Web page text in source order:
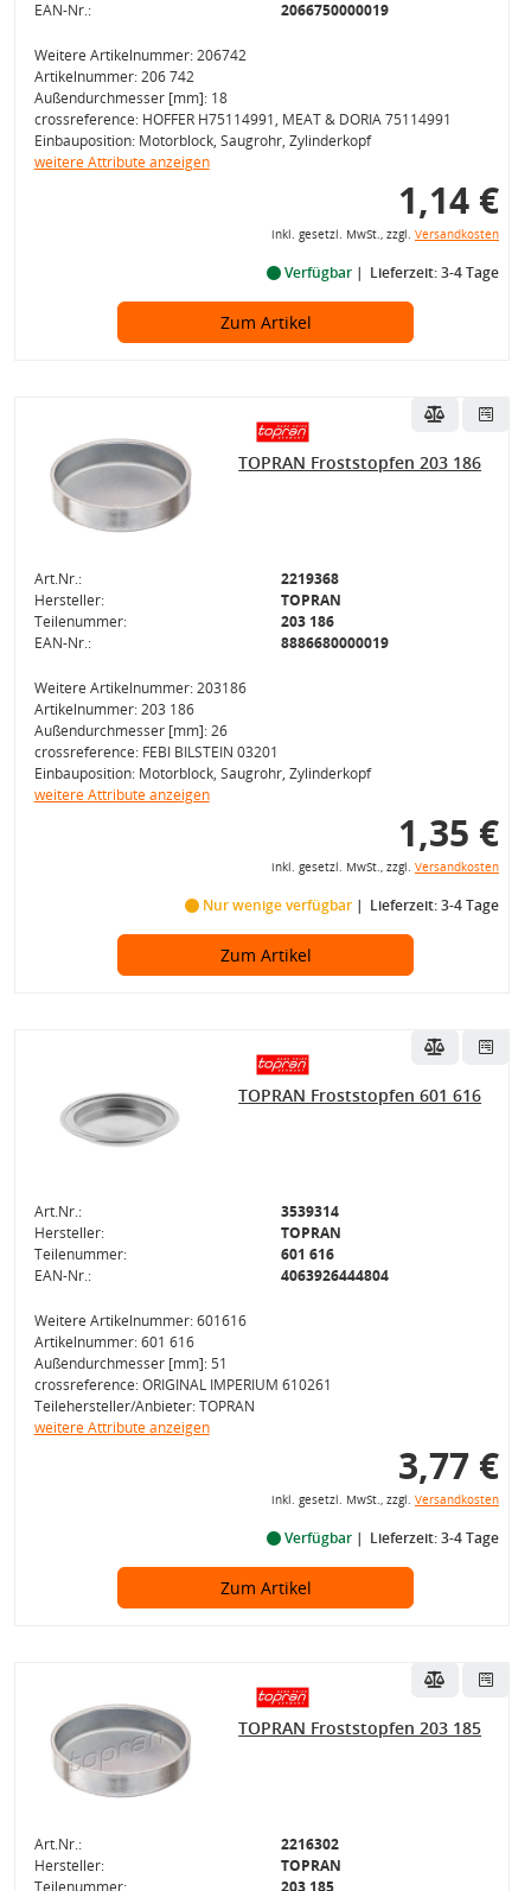
EAN-Nr.: 2066750000019
Weitere Artikelnummer: 206742
Artikelnummer: 206 742
Außendurchmesser [mm]: 18
crossreference: HOFFER H75114991, MEAT & DORIA 75114991
Einbauposition: Motorblock, Saugrohr, Zylinderkopf
weitere Attribute anzeigen
1,14 €
inkl. gesetzl. MwSt., zzgl. Versandkosten
Verfügbar Lieferzeit: 3-4 Tage
Zum Artikel
TOPRAN Froststopfen 203 186
Art.Nr.:
2219368
Hersteller:
TOPRAN
Teilenummer:
203 186
EAN-Nr.:
8886680000019
Weitere Artikelnummer: 203186
Artikelnummer: 203 186
Außendurchmesser [mm]: 26
crossreference: FEBI BILSTEIN 03201
Einbauposition: Motorblock, Saugrohr, Zylinderkopf
weitere Attribute anzeigen
1,35 €
inkl. gesetzl. MwSt., zzgl. Versandkosten
Nur wenige verfügbar Lieferzeit: 3-4 Tage
Zum Artikel
TOPRAN Froststopfen 601 616
Art.Nr.:
3539314
Hersteller:
TOPRAN
Teilenummer:
601 616
EAN-Nr.:
4063926444804
Weitere Artikelnummer: 601616
Artikelnummer: 601 616
Außendurchmesser [mm]: 51
crossreference: ORIGINAL IMPERIUM 610261
Teilehersteller/Anbieter: TOPRAN
weitere Attribute anzeigen
3,77 €
inkl. gesetzl. MwSt., zzgl. Versandkosten
Verfügbar Lieferzeit: 3-4 Tage
Zum Artikel
TOPRAN Froststopfen 203 185
Art.Nr.:
2216302
Hersteller:
TOPRAN
Teilenummer:
203 185